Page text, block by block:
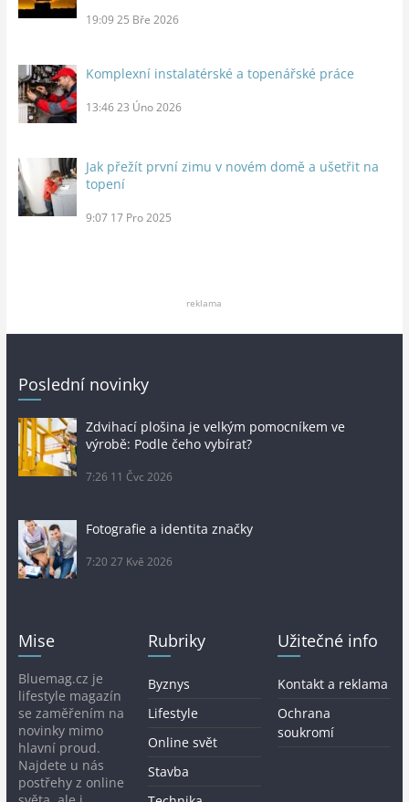
19:09 25 Bře 2026
Komplexní instalatérské a topenářské práce
13:46 23 Úno 2026
Jak přežít první zimu v novém domě a ušetřit na
topení
9:07 17 Pro 2025
reklama
Poslední novinky
Zdvihací plošina je velkým pomocníkem ve
výrobě: Podle čeho vybírat?
7:26 11 Čvc 2026
Fotografie a identita značky
7:20 27 Kvě 2026
Mise
Bluemag.cz je
lifestyle magazín
se zaměřením na
novinky mimo
hlavní proud.
Najdete u nás
postřehy z online
Rubriky
Byznys
Lifestyle
Online svět
Stavba
Užitečné info
Kontakt a reklama
Ochrana
soukromí